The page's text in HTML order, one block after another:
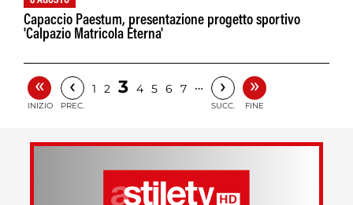
Capaccio Paestum, presentazione progetto sportivo
'Calpazio Matricola Eterna'
«
INIZIO
‹
PREC.
1 2 3 4 5 6 7 … ›
SUCC.
»
FINE